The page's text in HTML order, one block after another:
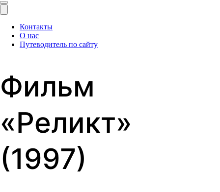
Контакты
О нас
Путеводитель по сайту
Фильм
«Реликт»
(1997)